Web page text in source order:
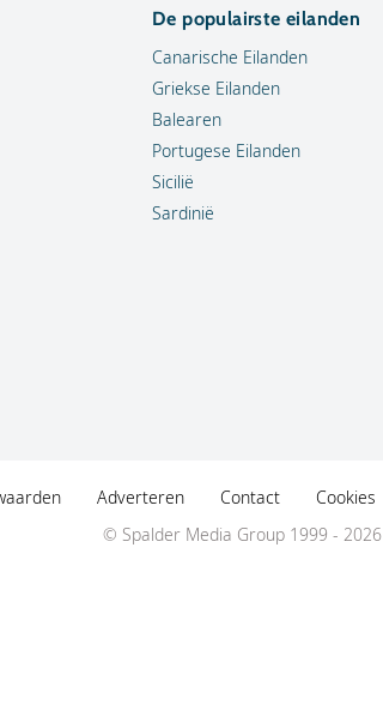
De populairste eilanden
Canarische Eilanden
Griekse Eilanden
Balearen
Portugese Eilanden
Sicilië
Sardinië
Adverteren Contact Cookies
© Spalder Media Group 1999 - 2026